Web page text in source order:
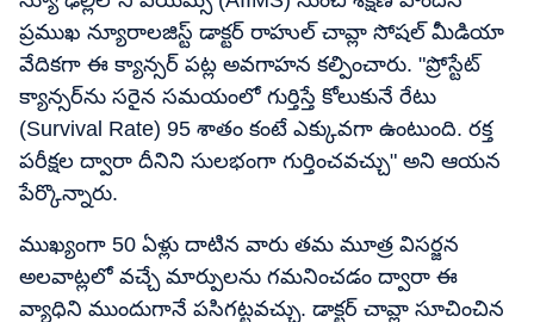
ప్రముఖ న్యూరాలజిస్ట్ డాక్టర్ రాహుల్ చావ్లా సోషల్ మీడియా
వేదికగా ఈ క్యాన్సర్ పట్ల అవగాహన కల్పించారు. "ప్రోస్టేట్
క్యాన్సర్‌ను సరైన సమయంలో గుర్తిస్తే కోలుకునే రేటు
(Survival Rate) 95 శాతం కంటే ఎక్కువగా ఉంటుంది. రక్త
పరీక్షల ద్వారా దీనిని సులభంగా గుర్తించవచ్చు" అని ఆయన
పేర్కొన్నారు.
ముఖ్యంగా 50 ఏళ్లు దాటిన వారు తమ మూత్ర విసర్జన
అలవాట్లలో వచ్చే మార్పులను గమనించడం ద్వారా ఈ
వ్యాధిని ముందుగానే పసిగట్టవచ్చు. డాక్టర్ చావ్లా సూచించిన